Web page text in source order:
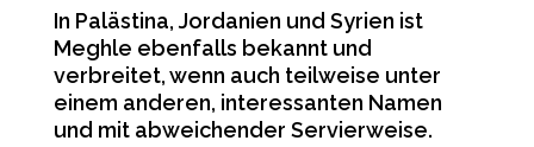
In Palästina, Jordanien und Syrien ist
Meghle ebenfalls bekannt und
verbreitet, wenn auch teilweise unter
einem anderen, interessanten Namen
und mit abweichender Servierweise.